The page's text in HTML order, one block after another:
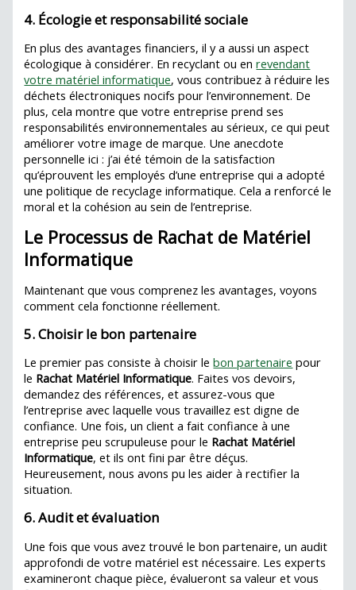
4. Écologie et responsabilité sociale
En plus des avantages financiers, il y a aussi un aspect
écologique à considérer. En recyclant ou enrevendant
votre matériel informatique, vous contribuez à réduire les
déchets électroniques nocifs pour l’environnement. De
plus, cela montre que votre entreprise prend ses
responsabilités environnementales au sérieux, ce qui peut
améliorer votre image de marque. Une anecdote
personnelle ici : j’ai été témoin de la satisfaction
qu’éprouvent les employés d’une entreprise qui a adopté
une politique de recyclage informatique. Cela a renforcé le
moral et la cohésion au sein de l’entreprise.
Le Processus de Rachat de Matériel
Informatique
Maintenant que vous comprenez les avantages, voyons
comment cela fonctionne réellement.
5. Choisir le bon partenaire
Le premier pas consiste à choisir lebon partenaire pour
le Rachat Matériel Informatique. Faites vos devoirs,
demandez des références, et assurez-vous que
l’entreprise avec laquelle vous travaillez est digne de
confiance. Une fois, un client a fait confiance à une
entreprise peu scrupuleuse pour le Rachat Matériel
Informatique, et ils ont fini par être déçus.
Heureusement, nous avons pu les aider à rectifier la
situation.
6. Audit et évaluation
Une fois que vous avez trouvé le bon partenaire, un audit
approfondi de votre matériel est nécessaire. Les experts
examineront chaque pièce, évalueront sa valeur et vous